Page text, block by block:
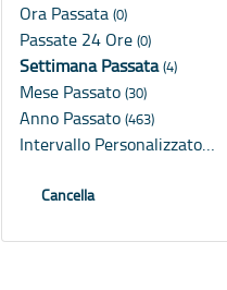
Ora Passata (0)
Passate 24 Ore (0)
Settimana Passata(4)
Mese Passato (30)
Anno Passato (463)
Intervallo Personalizzato…
Cancella